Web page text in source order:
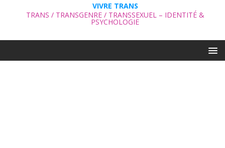
VIVRE TRANS
TRANS / TRANSGENRE / TRANSSEXUEL – IDENTITÉ &
PSYCHOLOGIE